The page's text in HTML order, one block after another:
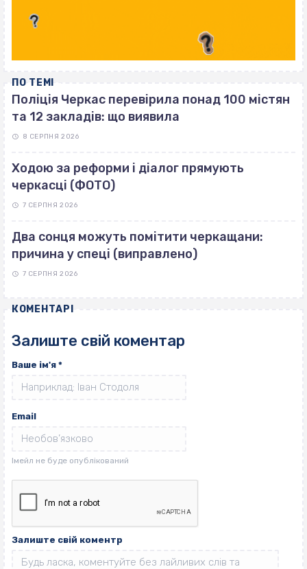
ПО ТЕМІ
Поліція Черкас перевірила понад 100 містян
та 12 закладів: що виявила
8 СЕРПНЯ 2026
Ходою за реформи і діалог прямують
черкасці (ФОТО)
7 СЕРПНЯ 2026
Два сонця можуть помітити черкащани:
причина у спеці (виправлено)
7 СЕРПНЯ 2026
КОМЕНТАРІ
Залиште свій коментар
Ваше ім'я *
Email
Залиште свій коментр